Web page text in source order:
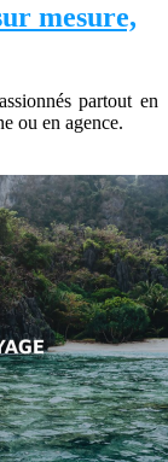
mesure,
partout en
ou en agence.